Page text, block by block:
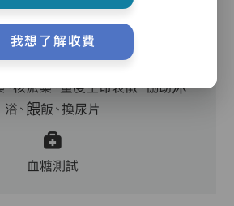
理員,保健員,護士,物理治療師,物
核派藥、量度生命表徵、協助沐
浴、餵飯、換尿片
血糖測試
我想了解收費